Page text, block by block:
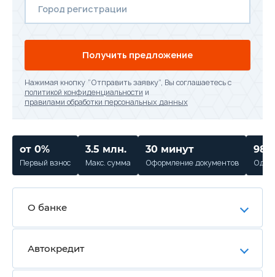
Получить предложение
Нажимая кнопку “Отправить заявку”, Вы соглашаетесь с
политикой конфиденциальности и
правилами обработки персональных данных
от 0%
Первый взнос
3.5 млн.
Макс. сумма
30 минут
Оформление документов
98%
О банке
Автокредит